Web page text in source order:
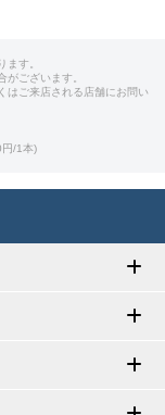
ます。
がございます。
はご来店される店舗にお問い
/1本)